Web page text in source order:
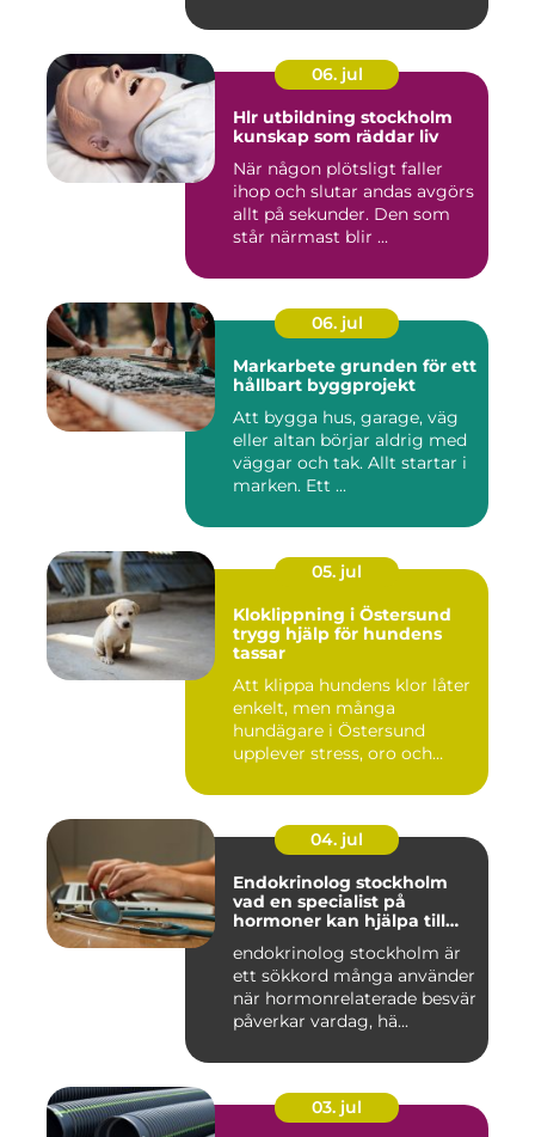
06. jul
Hlr utbildning stockholm
kunskap som räddar liv
När någon plötsligt faller
ihop och slutar andas avgörs
allt på sekunder. Den som
står närmast blir ...
06. jul
Markarbete grunden för ett
hållbart byggprojekt
Att bygga hus, garage, väg
eller altan börjar aldrig med
väggar och tak. Allt startar i
marken. Ett ...
05. jul
Kloklippning i Östersund
trygg hjälp för hundens
tassar
Att klippa hundens klor låter
enkelt, men många
hundägare i Östersund
upplever stress, oro och
04. jul
Endokrinolog stockholm
vad en specialist på
hormoner kan hjälpa till
endokrinolog stockholm är
ett sökkord många använder
när hormonrelaterade besvär
påverkar vardag, hä...
03. jul